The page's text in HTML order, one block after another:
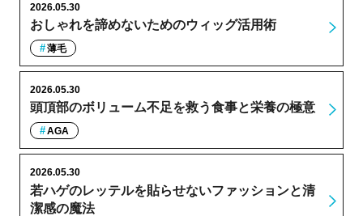
おしゃれを諦めないためのウィッグ活用術
2026.05.30
薄毛
頭頂部のボリューム不足を救う食事と栄養の極意
2026.05.30
AGA
若ハゲのレッテルを貼らせないファッションと清
潔感の魔法
2026.05.30